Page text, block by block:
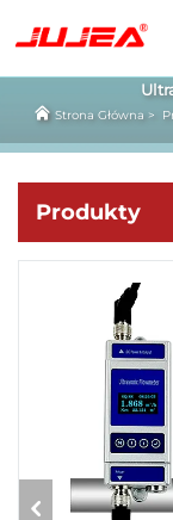
Strona Główna >
Produkty